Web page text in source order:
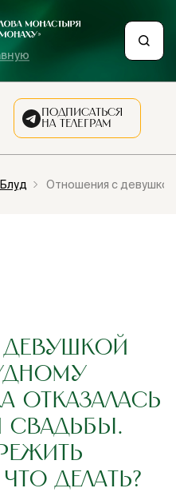
ПОДПИСАТЬСЯ
НА ТЕЛЕГРАМ
Блуд Отношения с девушкой
ОТКАЗАЛАСЬ
СВАДЬБЫ.
ДЕЛАТЬ?